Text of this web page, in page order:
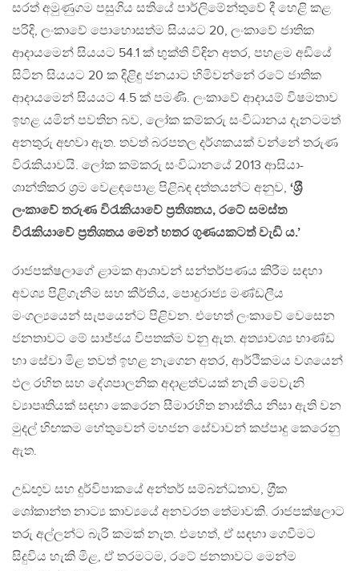
සරත් අමුණුගම පසුගිය සතියේ පාර්ලිමේන්තුවේ දී හෙළි කළ
පරිදි, ලංකාවේ පොහොසත්ම සියයට 20, ලංකාවේ ජාතික
ආදායමෙන් සියයට 54.1 ක් භුක්ති විඳින අතර, පහළම අඩියේ
සිටින සියයට 20 ක දිළිඳු ජනයාට හිමිවන්නේ රටේ ජාතික
ආදායමෙන් සියයට 4.5 ක් පමණි. ලංකාවේ ආදායම් විෂමතාව
ඉහළ යමින් පවතින බව, ලෝක කම්කරු සංවිධානය දැනටමත්
අනතුරු අඟවා ඇත. තවත් බරපතල දර්ශකයක් වන්නේ තරුණ
විරැකියාවයි. ලෝක කම්කරු සංවිධානයේ 2013 ආසියා-
ශාන්තිකර ශ‍්‍රම වෙළඳපොළ පිළිබඳ දත්තයන්ට අනුව, ‘ශ‍්‍රී
ලංකාවේ තරුණ විරැකියාවේ ප‍්‍රතිශතය, රටේ සමස්ත
විරැකියාවේ ප‍්‍රතිශතය මෙන් හතර ගුණයකටත් වැඩි ය.’
රාජපක්ෂලාගේ ළාමක ආශාවන් සන්තර්පණය කිරීම සඳහා
අවශ්‍ය පිළිගැනීම සහ කීර්තිය, පොදුරාජ්‍ය මණ්ඩලීය
මංගල්‍යයෙන් සැපයෙන්ට පිළිවන. එහෙත් ලංකාවේ වෙසෙන
ජනතාවට මේ සාජ්ජය විපතක්ම වනු ඇත. අත්‍යාවශ්‍ය භාණ්ඩ
හා සේවා මිළ තවත් ඉහළ නැගෙන අතර, ආර්ථිකමය වශයෙන්
ඵල රහිත සහ දේශපාලනික අදාළත්වයක් නැති මෙවැනි
ව්‍යාපෘතියක් සඳහා කෙරෙන සීමාරහිත නාස්තිය නිසා ඇති වන
මුදල් හිඟකම හේතුවෙන් මහජන සේවාවන් කප්පාදු කෙරෙනු
ඇත.
උඩඟුව සහ දුර්විපාකයේ අන්තර් සම්බන්ධතාව, ග‍්‍රීක
ශෝකාන්ත නාට්‍ය කාව්‍යයේ අනවරත තේමාවකි. රාජපක්ෂලාට
තරු අල්ලන්ට බැරි කමක් නැත. එහෙත්, ඒ සඳහා ගෙවීමට
සිදුවිය හැකි මිළ, ඒ තරමටම, රටේ ජනතාවට මෙන්ම